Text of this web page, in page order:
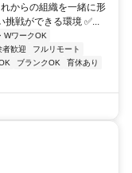
からの組織を一緒に形
挑戦ができる環境 ✅...
WワークOK
者歓迎
フルリモート
ブランクOK
育休あり